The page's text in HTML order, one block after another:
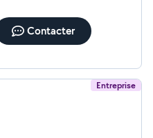
Contacter
Entreprise